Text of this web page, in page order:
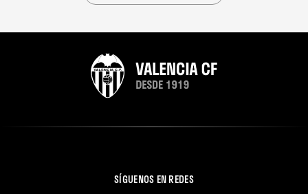
SÍGUENOS EN REDES